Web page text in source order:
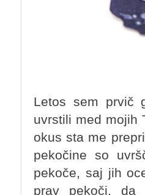
Letos sem prvič
uvrstili med mojih
okus sta me
pekočine so
pekoče, saj jih
prav pekoči, da